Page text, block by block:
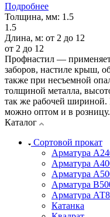
Подробнее
Толщина, мм: 1.5
1.5
Длина, м: от 2 до 12
от 2 до 12
Профнастил —
заборов, настиле крыш,
также при несъемной
толщиной металла,
так же рабочей
можно оптом и в розницу.
Каталог
Сортовой прокат
Арматура
Арматура
Арматура
Арматура
Арматура
Катанка